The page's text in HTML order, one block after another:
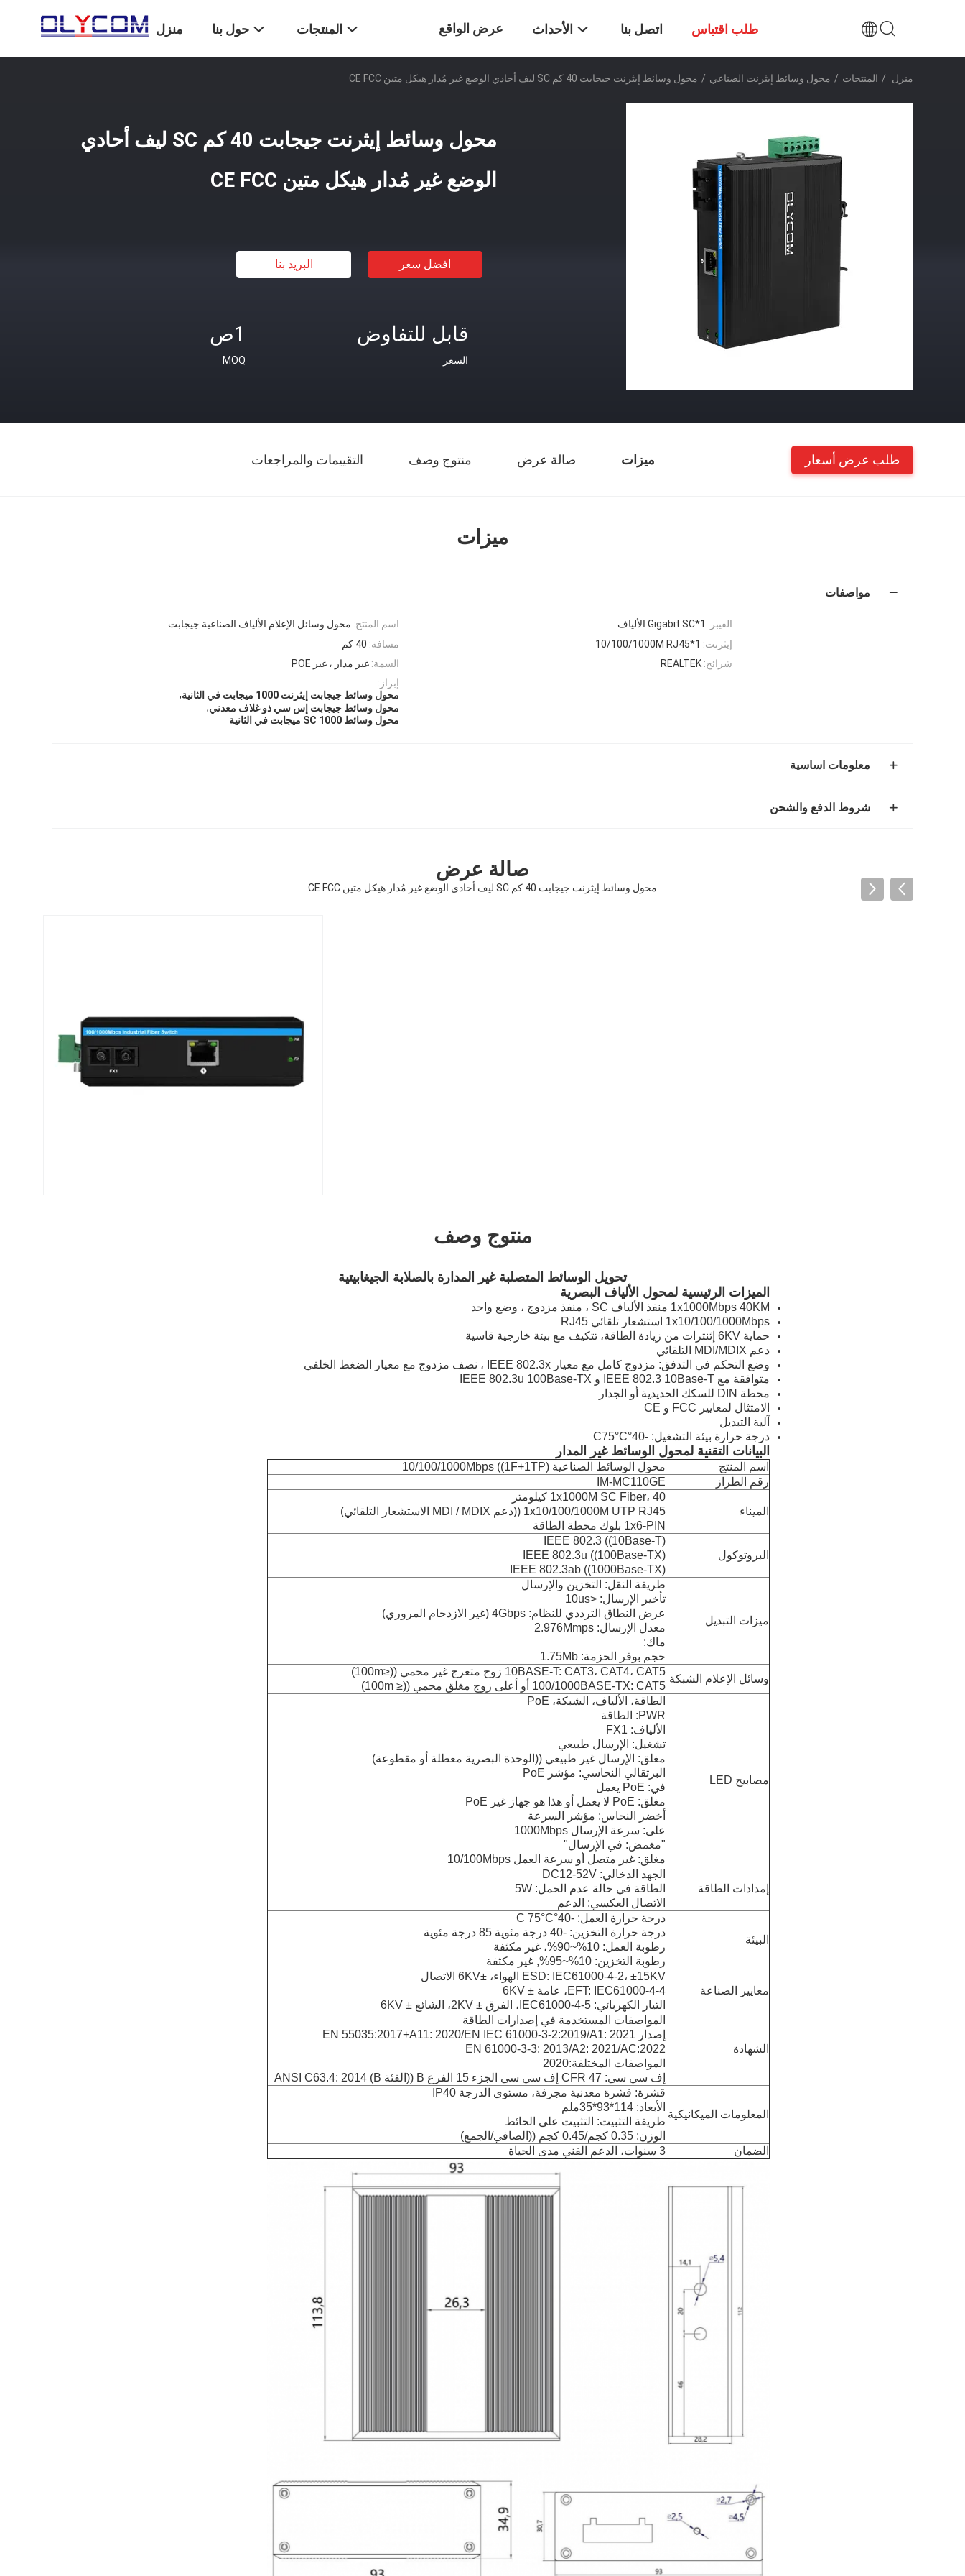
منزل حول بنا المنتجات عرض الواقع
الافتراضي
الأحداث اتصل بنا طلب اقتباس
منزل / المنتجات / محول وسائط إيثرنت الصناعي / محول وسائط إيثرنت جيجابت 40 كم SC ليف أحادي الوضع غير مُدار هيكل متين CE FCC
محول وسائط إيثرنت جيجابت 40 كم SC ليف أحادي
الوضع غير مُدار هيكل متين CE FCC
افضل سعر البريد بنا
1ص
MOQ
قابل للتفاوض
السعر
ميزات صالة عرض منتوج وصف التقييمات والمراجعات طلب عرض أسعار
ميزات
مواصفات
اسم المنتج: محول وسائل الإعلام الألياف الصناعية جيجابت الفيبر: 1*Gigabit SC الألياف
مسافة: 40 كم إيثرنت: 1*10/100/1000M RJ45
السمة: غير مدار ، غير POE شرائح: REALTEK
إبراز:
محول وسائط جيجابت إيثرنت 1000 ميجابت في الثانية
,
محول وسائط جيجابت إس سي ذو غلاف معدني,
محول وسائط SC 1000 ميجابت في الثانية
معلومات اساسية
شروط الدفع والشحن
صالة عرض
محول وسائط إيثرنت جيجابت 40 كم SC ليف أحادي الوضع غير مُدار هيكل متين CE FCC
منتوج وصف
تحويل الوسائط المتصلبة غير المدارة بالصلابة الجيغابيتية
الميزات الرئيسية لمحول الألياف البصرية
1x1000Mbps 40KM منفذ الألياف SC ، منفذ مزدوج ، وضع واحد
1x10/100/1000Mbps استشعار تلقائي RJ45
حماية 6KV إثنترات من زيادة الطاقة، تتكيف مع بيئة خارجية قاسية
دعم MDI/MDIX التلقائي
وضع التحكم في التدفق: مزدوج كامل مع معيار IEEE 802.3x ، نصف مزدوج مع معيار الضغط الخلفي
متوافقة مع IEEE 802.3 10Base-T و IEEE 802.3u 100Base-TX
محطة DIN للسكك الحديدية أو الجدار
الامتثال لمعايير FCC و CE
آلية التبديل
درجة حرارة بيئة التشغيل: -40°C75°C
البيانات التقنية لمحول الوسائط غير المدار
اسم المنتج
محول الوسائط الصناعية 10/100/1000Mbps ((1F+1TP)
رقم الطراز
IM-MC110GE
الميناء
1x1000M SC Fiber، 40 كيلومتر
1x10/100/1000M UTP RJ45 ((دعم MDI / MDIX الاستشعار التلقائي)
1x6-PIN بلوك محطة الطاقة
البروتوكول
IEEE 802.3 ((10Base-T)
IEEE 802.3u ((100Base-TX)
IEEE 802.3ab ((1000Base-TX)
ميزات التبديل
طريقة النقل: التخزين والإرسال
تأخير الإرسال: <10us
عرض النطاق الترددي للنظام: 4Gbps (غير الازدحام المروري)
معدل الإرسال: 2.976Mmps
ماك:
حجم بوفر الحزمة: 1.75Mb
وسائل الإعلام الشبكة
10BASE-T: CAT3، CAT4، CAT5 زوج متعرج غير محمي ((≤100m)
100/1000BASE-TX: CAT5 أو أعلى زوج مغلق محمي ((≤ 100m)
مصابيح LED
الطاقة، الألياف، الشبكة، PoE
PWR: الطاقة
الألياف: FX1
تشغيل: الإرسال طبيعي
مغلق: الإرسال غير طبيعي ((الوحدة البصرية معطلة أو مقطوعة)
البرتقالي النحاسي: مؤشر PoE
في: PoE يعمل
مغلق: PoE لا يعمل أو هذا هو جهاز غير PoE
أخضر النحاس: مؤشر السرعة
على: سرعة الإرسال 1000Mbps
"مغمض: في الإرسال"
مغلق: غير متصل أو سرعة العمل 10/100Mbps
إمدادات الطاقة
الجهد الدخالي: DC12-52V
الطاقة في حالة عدم الحمل: 5W
الاتصال العكسي: الدعم
البيئة
درجة حرارة العمل: -40°C 75°C
درجة حرارة التخزين: -40 درجة مئوية 85 درجة مئوية
رطوبة العمل: 10%~90%، غير مكثفة
رطوبة التخزين: 10%~95%, غير مكثفة
معايير الصناعة
ESD: IEC61000-4-2، ±15KV الهواء، ±6KV الاتصال
EFT: IEC61000-4-4، عامة ± 6KV
التيار الكهربائي: IEC61000-4-5، الفرق ± 2KV، الشائع ± 6KV
الشهادة
المواصفات المستخدمة في إصدارات الطاقة
إصدار EN 55035:2017+A11: 2020/EN IEC 61000-3-2:2019/A1: 2021
EN 61000-3-3: 2013/A2: 2021/AC:2022
المواصفات المختلفة:2020
إف سي سي: 47 CFR إف سي سي الجزء 15 الفرع B ((الفئة B) ANSI C63.4: 2014
المعلومات الميكانيكية
قشرة: قشرة معدنية مجرفة، مستوى الدرجة IP40
الأبعاد: 114*93*35ملم
طريقة التثبيت: التثبيت على الحائط
الوزن: 0.35 كجم/0.45 كجم ((الصافي/الجمع)
الضمان
3 سنوات، الدعم الفني مدى الحياة